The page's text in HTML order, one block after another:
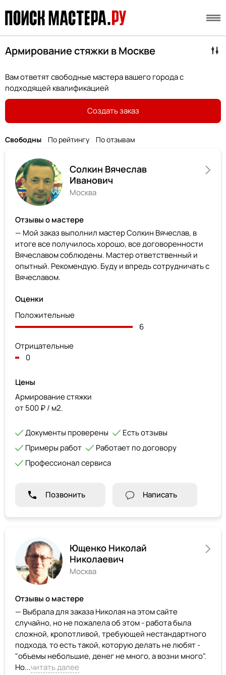
Армирование стяжки в Москве
Вам ответят свободные мастера вашего города с
подходящей квалификацией
Создать заказ
Свободны По рейтингу По отзывам
Солкин Вячеслав
Иванович
Москва
Отзывы о мастере
— Мой заказ выполнил мастер Солкин Вячеслав, в
итоге все получилось хорошо, все договоренности
Вячеславом соблюдены. Мастер ответственный и
опытный. Рекомендую. Буду и впредь сотрудничать с
Вячеславом.
Оценки
Положительные
6
Отрицательные
0
Цены
Армирование стяжки
от 500 ₽ / м2.
Документы проверены
Есть отзывы
Примеры работ
Работает по договору
Профессионал сервиса
Позвонить Написать
Ющенко Николай
Николаевич
Москва
Отзывы о мастере
— Выбрала для заказа Николая на этом сайте
случайно, но не пожалела об этом - работа была
сложной, кропотливой, требующей нестандартного
подхода, то есть такой, которую делать не любят -
"объемы небольшие, денег не много, а возни много".
Но...читать далее